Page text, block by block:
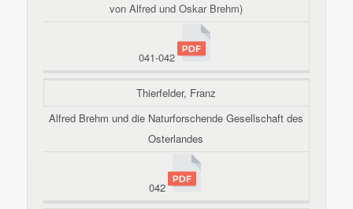
von Alfred und Oskar Brehm)
041-042
Thierfelder, Franz
Alfred Brehm und die Naturforschende Gesellschaft des
Osterlandes
042